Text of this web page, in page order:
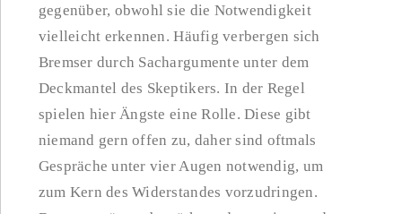
gegenüber, obwohl sie die Notwendigkeit
vielleicht erkennen. Häufig verbergen sich
Bremser durch Sachargumente unter dem
Deckmantel des Skeptikers. In der Regel
spielen hier Ängste eine Rolle. Diese gibt
niemand gern offen zu, daher sind oftmals
Gespräche unter vier Augen notwendig, um
zum Kern des Widerstandes vorzudringen.